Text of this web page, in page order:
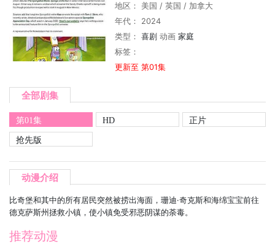
地区： 美国 / 英国 / 加拿大
年代： 2024
类型：喜剧 动画 家庭
标签：
更新至 第01集
全部剧集
第01集 HD
正片
抢先版
动漫介绍
比奇堡和其中的所有居民突然被捞出海面，珊迪·奇克斯和海绵宝宝前往
德克萨斯州拯救小镇，使小镇免受邪恶阴谋的荼毒。
推荐动漫